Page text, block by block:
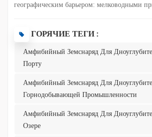
Polski
географическим барьером: мелководными
большой осадкой, часто не могут войти из-
мель; напротив, традиционные тяжелые
иле или даже рискуют перевернуться. Чтобы
постоянную операционную проблему,
преследовала дноуглубительную отрасль,
Dredger разработала
ГОРЯЧИЕ ТЕГИ :
Амфибийный Земснаряд Для
Порту
Амфибийный Земснаряд Для
Горнодобывающей Промышленности
Амфибийный Земснаряд Для
Озере